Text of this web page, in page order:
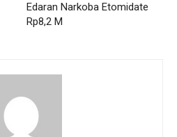
Edaran Narkoba Etomidate
Rp8,2 M